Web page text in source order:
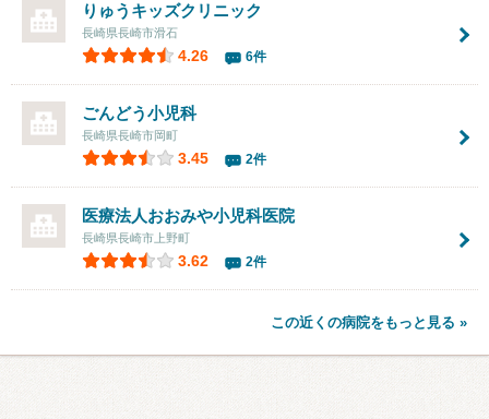
りゅうキッズクリニック
長崎県長崎市滑石
4.26 6件
ごんどう小児科
長崎県長崎市岡町
3.45 2件
医療法人おおみや小児科医院
長崎県長崎市上野町
3.62 2件
この近くの病院をもっと見る »